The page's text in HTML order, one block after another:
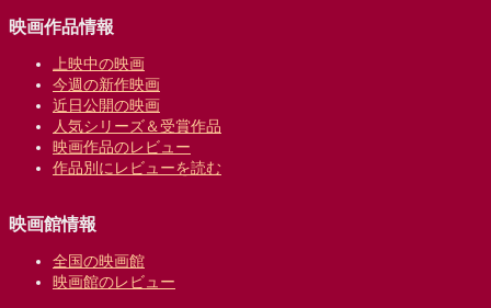
映画作品情報
上映中の映画
今週の新作映画
近日公開の映画
人気シリーズ＆受賞作品
映画作品のレビュー
作品別にレビューを読む
映画館情報
全国の映画館
映画館のレビュー